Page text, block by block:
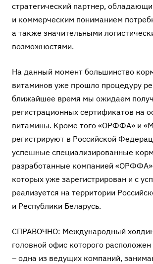
стратегический партнер,
и коммерческим пониманием
а также значительными
возможностями.
На данный момент большинство
витаминов уже прошло процедуру
ближайшее время мы ожидаем
регистрационных сертификатов на
витамины. Кроме того «ОРФФА» и
регистрируют в Российской
успешные специализированные
разработанные компанией
которых уже зарегистрирован и с
реализуется на территории
и Республики Беларусь.
СПРАВОЧНО: Международный
головной офис которого
– одна из ведущих компаний,